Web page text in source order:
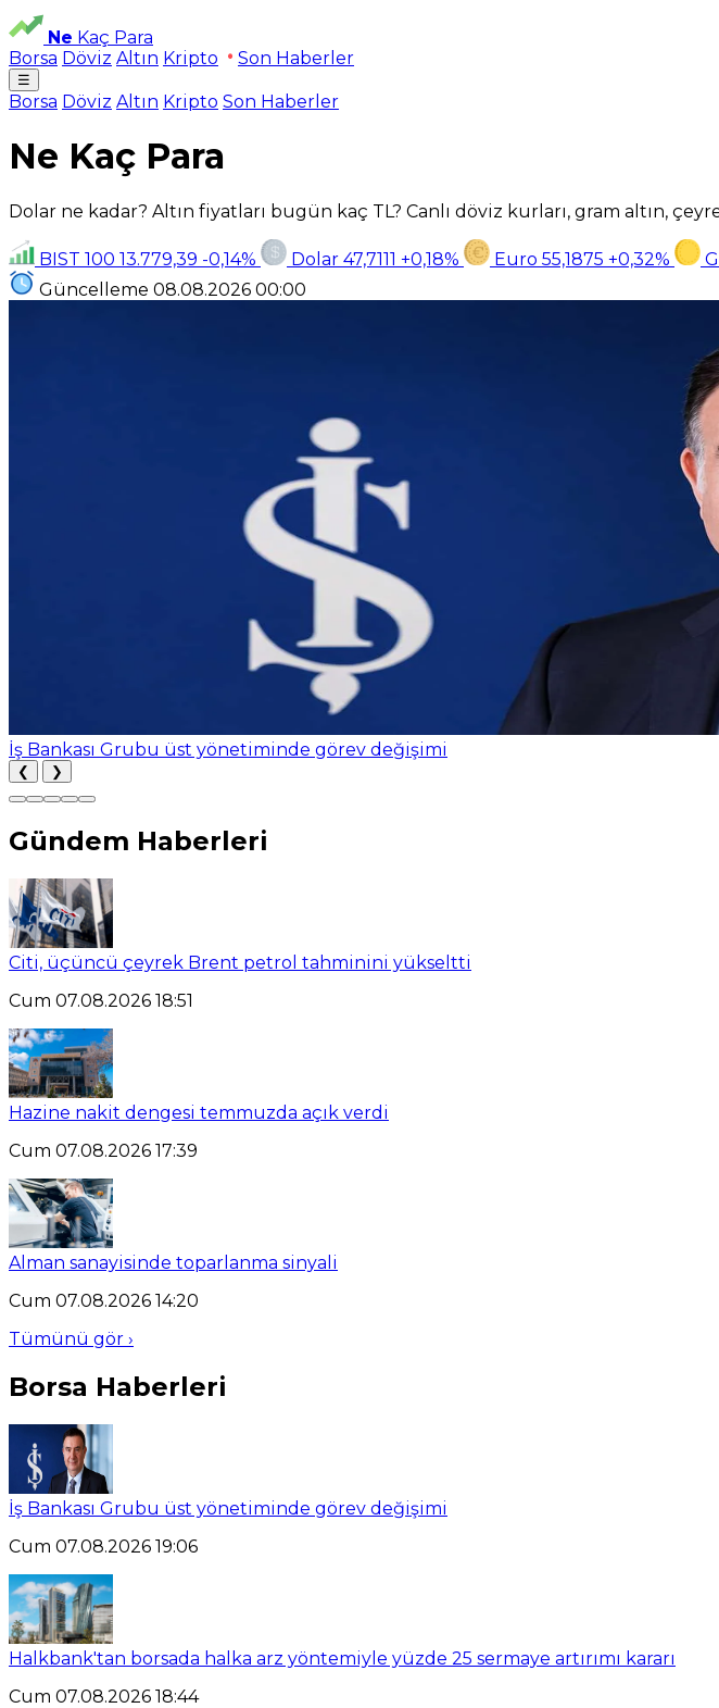
Ne Kaç Para
Borsa Döviz Altın Kripto Son Haberler
☰
Borsa Döviz Altın Kripto Son Haberler
Ne Kaç Para
Dolar ne kadar? Altın fiyatları bugün kaç TL? Canlı döviz kurları, gram altın,
BIST 100 13.779,39 -0,14% Dolar 47,7111 +0,18% Euro 55,1875 +0,32%
Güncelleme 08.08.2026 00:00
Citi, üçüncü çeyrek Brent petrol tahminini yükseltti
❮ ❯
Gündem Haberleri
Citi, üçüncü çeyrek Brent petrol tahminini yükseltti
Cum 07.08.2026 18:51
Hazine nakit dengesi temmuzda açık verdi
Cum 07.08.2026 17:39
Alman sanayisinde toparlanma sinyali
Cum 07.08.2026 14:20
Tümünü gör ›
Borsa Haberleri
İş Bankası Grubu üst yönetiminde görev değişimi
Cum 07.08.2026 19:06
Halkbank'tan borsada halka arz yöntemiyle yüzde 25 sermaye artırımı kararı
Cum 07.08.2026 18:44